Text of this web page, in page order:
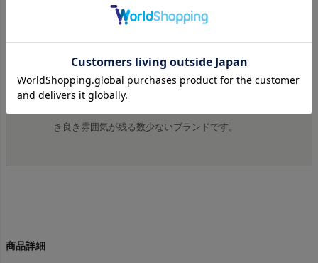
スティンビーバーが着用し話題となった アインシ
されていたアイテムとなります。
き良き雰囲気が残る数少ないブランドです。
商品詳細